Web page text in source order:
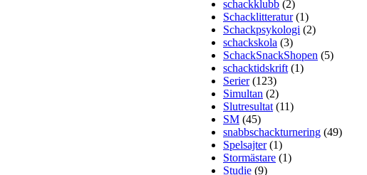
schackklubb (2)
Schacklitteratur(1)
Schackpsykologi (2)
schackskola (3)
SchackSnackShopen (5)
schacktidskrift (1)
Serier(123)
Simultan (2)
Slutresultat (11)
SM (45)
snabbschackturnering (49)
Spelsajter(1)
Stormästare (1)
Studie (9)